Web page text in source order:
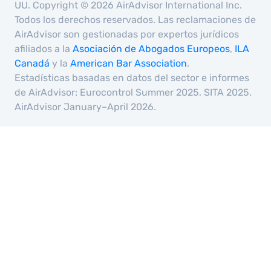
UU. Copyright © 2026 AirAdvisor International Inc.
Todos los derechos reservados. Las reclamaciones de
AirAdvisor son gestionadas por expertos jurídicos
afiliados a la Asociación de Abogados Europeos, ILA
Canadá y la American Bar Association.
Estadísticas basadas en datos del sector e informes
de AirAdvisor: Eurocontrol Summer 2025, SITA 2025,
AirAdvisor January–April 2026.